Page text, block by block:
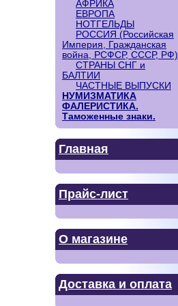
АФРИКА
ЕВРОПА
НОТГЕЛЬДЫ
РОССИЯ (Российская
Империя, Гражданская
война, РСФСР, СССР, РФ)
СТРАНЫ СНГ и
БАЛТИИ
ЧАСТНЫЕ ВЫПУСКИ
НУМИЗМАТИКА
ФАЛЕРИСТИКА.
Таможенные знаки.
Главная
Прайс-лист
О магазине
Доставка и оплата